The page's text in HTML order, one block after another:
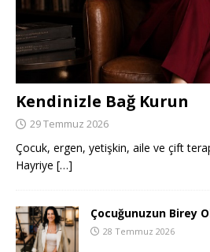
Kendinizle Bağ Kurun
29 Temmuz 2026
Çocuk, ergen, yetişkin, aile ve çift
Hayriye […]
Çocuğunuzun Birey
28 Temmuz 2026